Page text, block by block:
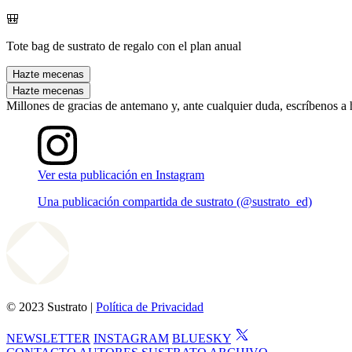
🎒
Tote bag de sustrato de regalo con el plan anual
Hazte mecenas
Hazte mecenas
Millones de gracias de antemano y, ante cualquier duda, escríbenos a
Ver esta publicación en Instagram
Una publicación compartida de sustrato (@sustrato_ed)
© 2023 Sustrato | Política de Privacidad
NEWSLETTER INSTAGRAM BLUESKY